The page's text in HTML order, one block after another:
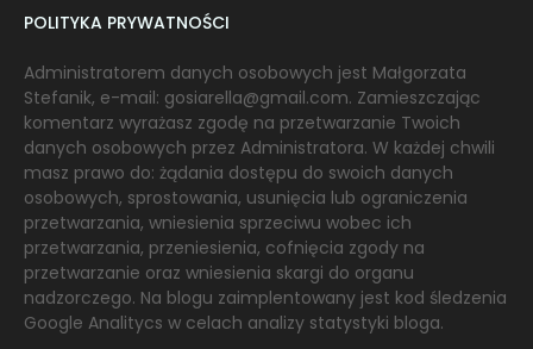
POLITYKA PRYWATNOŚCI
Administratorem danych osobowych jest Małgorzata
Stefanik, e-mail: gosiarella@gmail.com. Zamieszczając
komentarz wyrażasz zgodę na przetwarzanie Twoich
danych osobowych przez Administratora. W każdej chwili
masz prawo do: żądania dostępu do swoich danych
osobowych, sprostowania, usunięcia lub ograniczenia
przetwarzania, wniesienia sprzeciwu wobec ich
przetwarzania, przeniesienia, cofnięcia zgody na
przetwarzanie oraz wniesienia skargi do organu
nadzorczego. Na blogu zaimplentowany jest kod śledzenia
Google Analitycs w celach analizy statystyki bloga.